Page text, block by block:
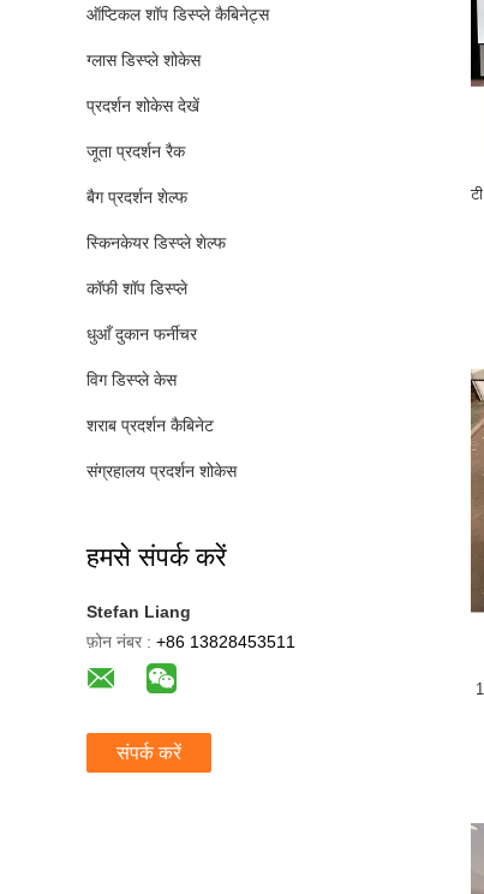
ऑप्टिकल शॉप डिस्प्ले कैबिनेट्स
ग्लास डिस्प्ले शोकेस
प्रदर्शन शोकेस देखें
जूता प्रदर्शन रैक
बैग प्रदर्शन शेल्फ
स्किनकेयर डिस्प्ले शेल्फ
कॉफी शॉप डिस्प्ले
धुआँ दुकान फर्नीचर
विग डिस्प्ले केस
शराब प्रदर्शन कैबिनेट
संग्रहालय प्रदर्शन शोकेस
हमसे संपर्क करें
Stefan Liang
फ़ोन नंबर : +86 13828453511
संपर्क करें